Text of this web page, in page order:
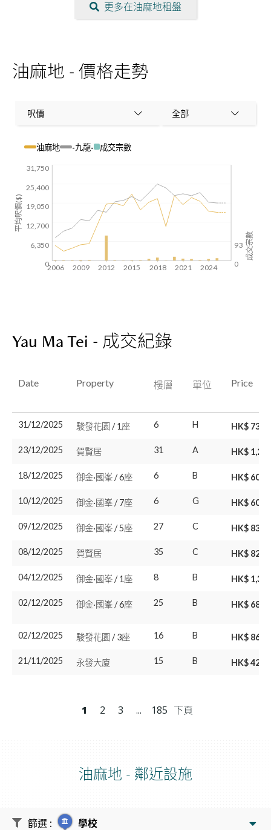
更多在油麻地租盤
油麻地 - 價格走勢
呎價 全部
油麻地 -九龍- 成交宗數
93
0
2006 2009 2012 2015 2018 2021 2024
成交宗數
31,750
25,400
19,050
12,700
6,350
0
平均呎價($)
Yau Ma Tei - 成交紀錄
Date Property 樓層 單位 Price
31/12/2025 駿發花園 / 1座 6 H HK$
23/12/2025 賀賢居 31 A HK$
18/12/2025 御金·國峯 / 6座 6 B HK$ 600
10/12/2025 御金·國峯 / 7座 6 G HK$ 600
09/12/2025 御金·國峯 / 5座 27 C HK$ 835
08/12/2025 賀賢居 35 C HK$ 828
04/12/2025 御金·國峯 / 1座 8 B HK$
02/12/2025 御金·國峯 / 6座 25 B HK$ 680
02/12/2025 駿發花園 / 3座 16 B HK$ 869
21/11/2025 永發大廈 15 B HK$ 428
1 2 3 ... 185 下頁
油麻地 - 鄰近設施
篩選 : 學校